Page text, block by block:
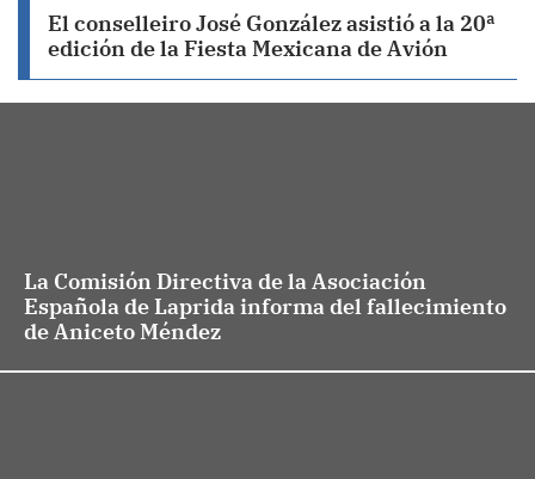
El conselleiro José González asistió a la 20ª
edición de la Fiesta Mexicana de Avión
La Comisión Directiva de la Asociación
Española de Laprida informa del fallecimiento
de Aniceto Méndez